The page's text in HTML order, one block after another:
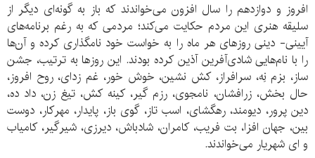
افروز و دوازدهم را سال افزون می‌خواندند که باز به گونه‌ای دیگر از
سلیقه هنری این مردم حکایت می‌کند؛ مردمی که به رغم برنامه‌های
آیینی- دینی روزهای هر ماه را به خواست خود نامگذاری کرده و آن‌ها
را با نام‌هایی شادی‌آفرین آذین کرده بودند. این روزها به ترتیب، جشن
ساز، بزم نِه، سرافراز، کش نشین، خوش خور، غم زدای، روح افروز،
حال بخش، زرافشان، نامجوی، رزم گیر، کینه کش، تیغ زن، داد ده،
دین پرور، دیومند، رهگشای، اسب تاز، گوی باز، پایدار، مهرکار، دوست
بین، جهان افزا، بت فریب، کامران، شادباش، دیرزی، شیرگیر، کامیاب
و ای شهریار می‌خواندند.